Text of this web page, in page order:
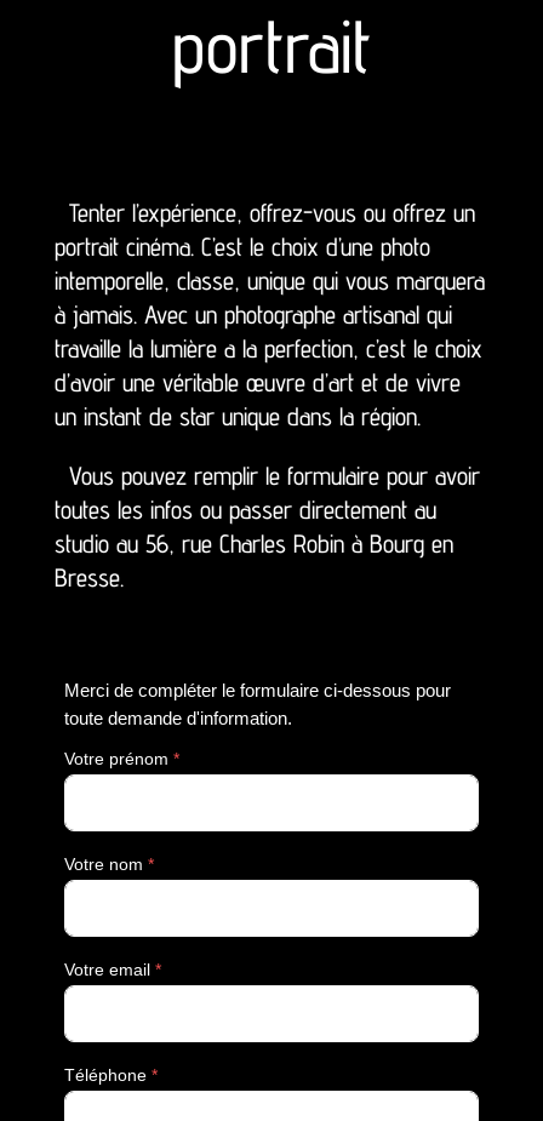
portrait
Tenter l’expérience, offrez-vous ou offrez un
portrait cinéma. C’est le choix d’une photo
intemporelle, classe, unique qui vous marquera
à jamais. Avec un photographe artisanal qui
travaille la lumière a la perfection, c’est le choix
d’avoir une véritable œuvre d’art et de vivre
un instant de star unique dans la région.
Vous pouvez remplir le formulaire pour avoir
toutes les infos ou passer directement au
studio au 56, rue Charles Robin à Bourg en
Bresse.